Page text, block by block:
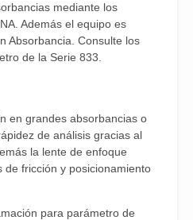
mediante los
Además el equipo es
Absorbancia. Consulte los
de la Serie 833.
en grandes absorbancias o
de análisis gracias al
la lente de enfoque
de fricción y posicionamiento
para parámetro de